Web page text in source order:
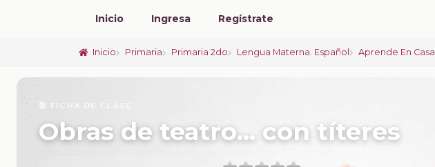
Inicio Ingresa Regístrate
Inicio Primaria Primaria 2do Lengua Materna. Español Aprende En Casa
📚 FICHA DE CLASE
Obras de teatro… con títeres